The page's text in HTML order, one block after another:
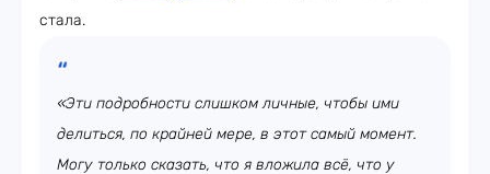
стала.
«Эти подробности слишком личные, чтобы ими
делиться, по крайней мере, в этот самый момент.
Могу только сказать, что я вложила всё, что у